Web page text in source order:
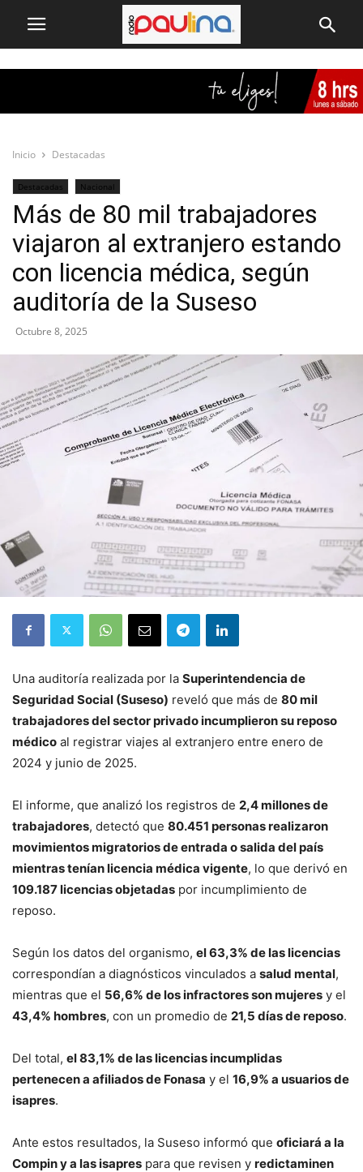
Inicio Destacadas
Destacadas Nacional
Más de 80 mil trabajadores
viajaron al extranjero estando
con licencia médica, según
auditoría de la Suseso
Octubre 8, 2025
Una auditoría realizada por la Superintendencia de
Seguridad Social (Suseso) reveló que más de 80 mil
trabajadores del sector privado incumplieron su reposo
médico al registrar viajes al extranjero entre enero de
2024 y junio de 2025.
El informe, que analizó los registros de 2,4 millones de
trabajadores, detectó que 80.451 personas realizaron
movimientos migratorios de entrada o salida del país
mientras tenían licencia médica vigente, lo que derivó en
109.187 licencias objetadas por incumplimiento de
reposo.
Según los datos del organismo, el 63,3% de las licencias
correspondían a diagnósticos vinculados a salud mental,
mientras que el 56,6% de los infractores son mujeres y el
43,4% hombres, con un promedio de 21,5 días de reposo.
Del total, el 83,1% de las licencias incumplidas
pertenecen a afiliados de Fonasa y el 16,9% a usuarios de
isapres.
Ante estos resultados, la Suseso informó que oficiará a la
Compin y a las isapres para que revisen y redictaminen